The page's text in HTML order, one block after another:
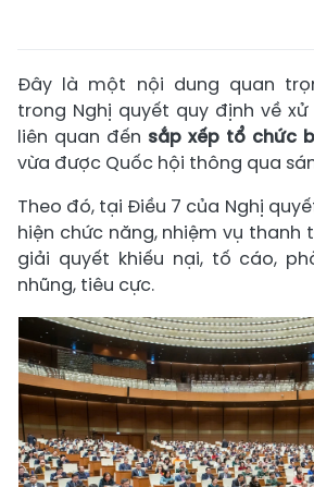
Đây là một nội dung quan
trong Nghị quyết quy định về
liên quan đến sắp xếp tổ chức
vừa được Quốc hội thông qua
Theo đó, tại Điều 7 của Nghị
hiện chức năng, nhiệm vụ thanh
giải quyết khiếu nại, tố cáo,
nhũng, tiêu cực.